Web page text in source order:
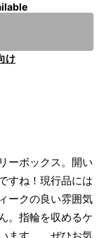
け
ーボックス。開い
すね！現行品には
ークの良い雰囲気
。指輪を収めるケ